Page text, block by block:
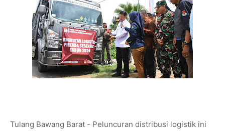
Tulang Bawang Barat - Peluncuran distribusi logistik ini